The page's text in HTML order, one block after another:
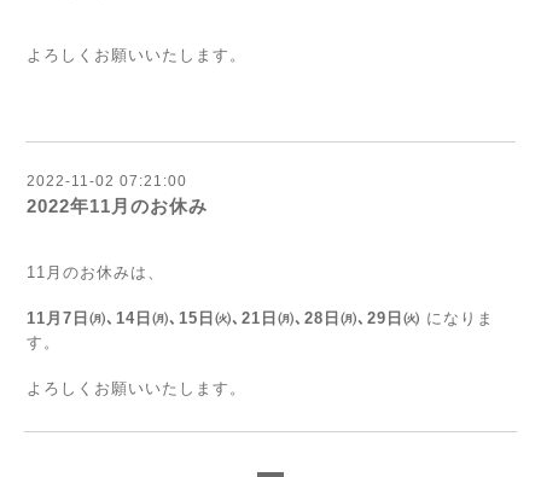
よろしくお願いいたします。
2022-11-02 07:21:00
2022年11月のお休み
11月のお休みは、
11月7 日 ㈪､14 日 ㈪､15 日 ㈫､ 21 日 ㈪､28 日 ㈪､29日 ㈫ になりま
す。
よろしくお願いいたします。